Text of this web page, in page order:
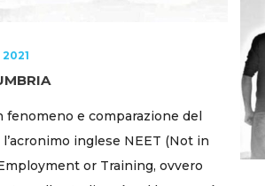
2021
fenomeno e comparazione del
inglese NEET (Not in
or Training, ovvero